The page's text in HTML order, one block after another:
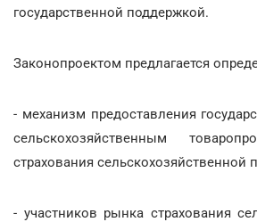
государственной поддержкой.
Законопроектом предлагается
- механизм предоставления
сельскохозяйственным
страхования сельскохозяйственной
- участников рынка страхования